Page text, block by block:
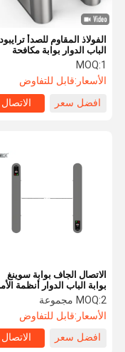
الفولاذ المقاوم للصدأ ترايبود
الباب الدوار بوابة مكافحة
Tailgating للخارجية
MOQ:1
الأسعار:قابل للتفاوض
افضل سعر
الاتصال
الاتصال الجاف بوابة سوينغ
بوابة الباب الدوار أنظمة
التحكم في سرعة المرور
السريع
MOQ:2 مجموعة
الأسعار:قابل للتفاوض
افضل سعر
الاتصال